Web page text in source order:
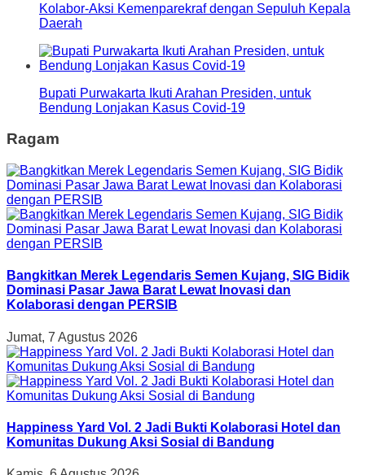
Kolabor-Aksi Kemenparekraf dengan Sepuluh Kepala
Daerah
Bupati Purwakarta Ikuti Arahan Presiden, untuk
Bendung Lonjakan Kasus Covid-19
Ragam
Bangkitkan Merek Legendaris Semen Kujang, SIG Bidik
Dominasi Pasar Jawa Barat Lewat Inovasi dan
Kolaborasi dengan PERSIB
Jumat, 7 Agustus 2026
Happiness Yard Vol. 2 Jadi Bukti Kolaborasi Hotel dan
Komunitas Dukung Aksi Sosial di Bandung